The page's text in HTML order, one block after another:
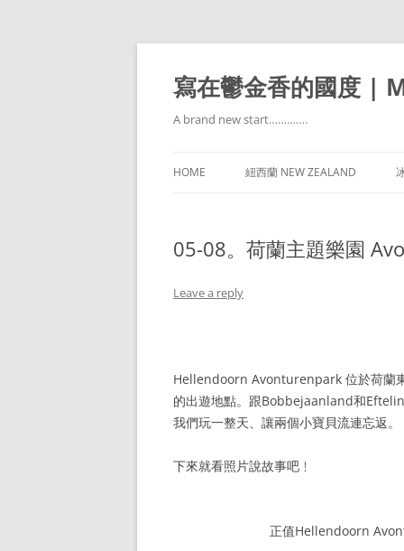
寫在鬱金香的國度 |
A brand new start………….
HOME 紐西蘭 NEW ZEALAND
05-08。荷蘭主題樂園
Leave a reply
Hellendoorn Avonturenpark 位於荷蘭
的出遊地點。跟Bobbejaanland和
我們玩一整天、讓兩個小寶貝流連忘返。
下來就看照片說故事吧﹗
正值Hellendoorn